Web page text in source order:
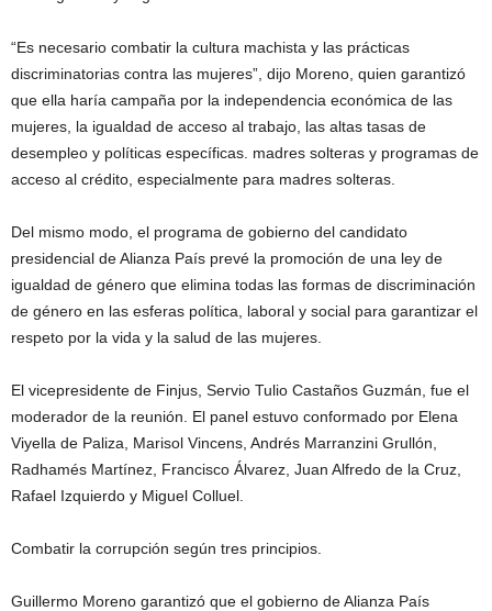
“Es necesario combatir la cultura machista y las prácticas
discriminatorias contra las mujeres”, dijo Moreno, quien garantizó
que ella haría campaña por la independencia económica de las
mujeres, la igualdad de acceso al trabajo, las altas tasas de
desempleo y políticas específicas. madres solteras y programas de
acceso al crédito, especialmente para madres solteras.
Del mismo modo, el programa de gobierno del candidato
presidencial de Alianza País prevé la promoción de una ley de
igualdad de género que elimina todas las formas de discriminación
de género en las esferas política, laboral y social para garantizar el
respeto por la vida y la salud de las mujeres.
El vicepresidente de Finjus, Servio Tulio Castaños Guzmán, fue el
moderador de la reunión. El panel estuvo conformado por Elena
Viyella de Paliza, Marisol Vincens, Andrés Marranzini Grullón,
Radhamés Martínez, Francisco Álvarez, Juan Alfredo de la Cruz,
Rafael Izquierdo y Miguel Colluel.
Combatir la corrupción según tres principios.
Guillermo Moreno garantizó que el gobierno de Alianza País